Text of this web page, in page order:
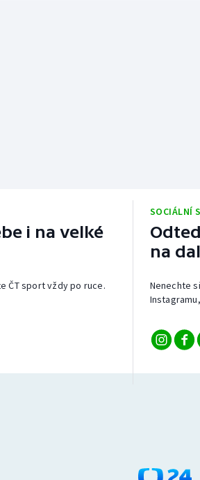
i na velké
ČT sport vždy po ruce.
SOCIÁLNÍ
na
Nenechte